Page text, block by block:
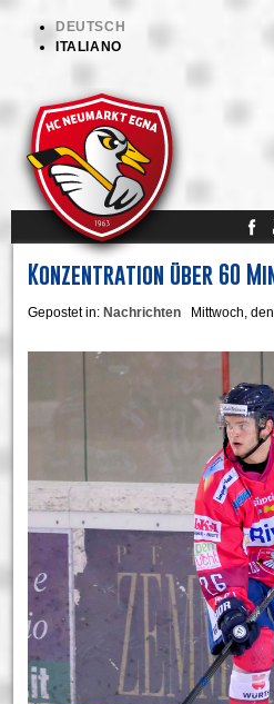
DEUTSCH
ITALIANO
Konzentration über 60
Gepostet in: Nachrichten Mittwoch,